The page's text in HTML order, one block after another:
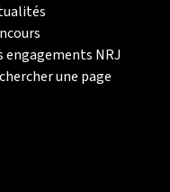
engagements NRJ
une page